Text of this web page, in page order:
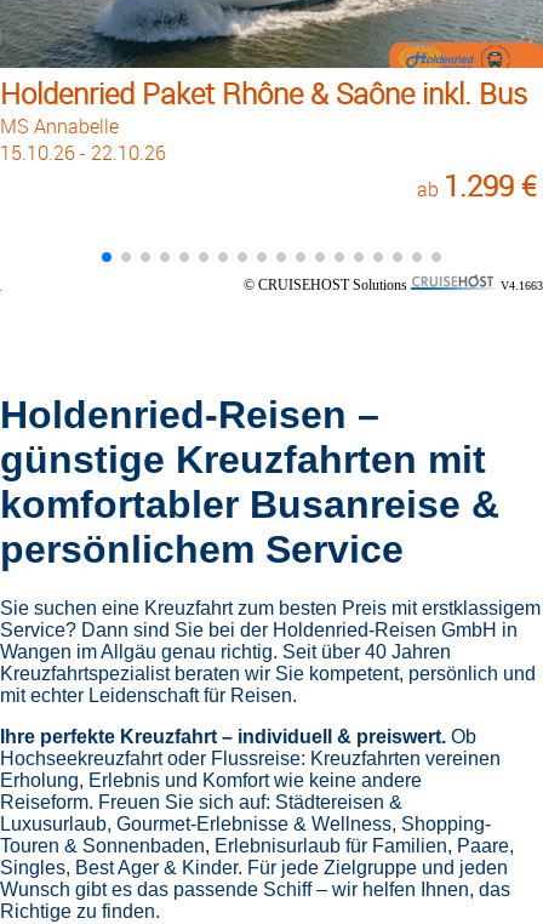
Holdenried Paket Rhône & Saône inkl. Bus
MS Annabelle
15.10.26 - 22.10.26
ab 1.299 €
© CRUISEHOST Solutions V4.1663
Holdenried-Reisen –
günstige Kreuzfahrten mit
komfortabler Busanreise &
persönlichem Service
Sie suchen eine Kreuzfahrt zum besten Preis mit erstklassigem
Service? Dann sind Sie bei der Holdenried-Reisen GmbH in
Wangen im Allgäu genau richtig. Seit über 40 Jahren
Kreuzfahrtspezialist beraten wir Sie kompetent, persönlich und
mit echter Leidenschaft für Reisen.
Ihre perfekte Kreuzfahrt – individuell & preiswert. Ob
Hochseekreuzfahrt oder Flussreise: Kreuzfahrten vereinen
Erholung, Erlebnis und Komfort wie keine andere
Reiseform. Freuen Sie sich auf: Städtereisen &
Luxusurlaub, Gourmet-Erlebnisse & Wellness, Shopping-
Touren & Sonnenbaden, Erlebnisurlaub für Familien, Paare,
Singles, Best Ager & Kinder. Für jede Zielgruppe und jeden
Wunsch gibt es das passende Schiff – wir helfen Ihnen, das
Richtige zu finden.